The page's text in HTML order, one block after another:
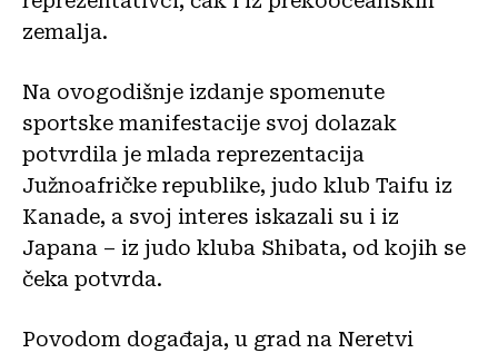
zemalja.
Na ovogodišnje izdanje spomenute
sportske manifestacije svoj dolazak
potvrdila je mlada reprezentacija
Južnoafričke republike, judo klub Taifu iz
Kanade, a svoj interes iskazali su i iz
Japana – iz judo kluba Shibata, od kojih se
čeka potvrda.
Povodom događaja, u grad na Neretvi